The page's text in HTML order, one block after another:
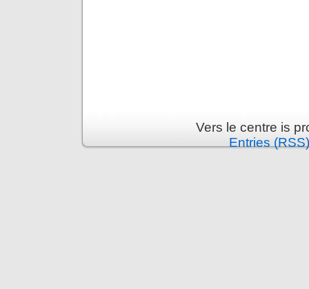
Vers le centre is
Entries (RSS)